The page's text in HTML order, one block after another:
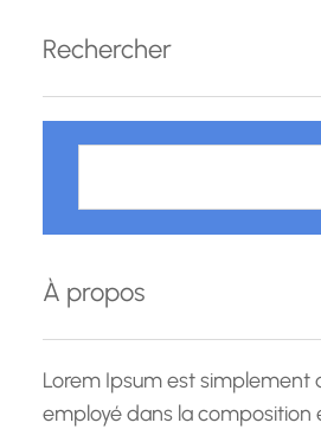
Rechercher
h
r
c
h
À propos
Lorem Ipsum est simplement
employé dans la composition